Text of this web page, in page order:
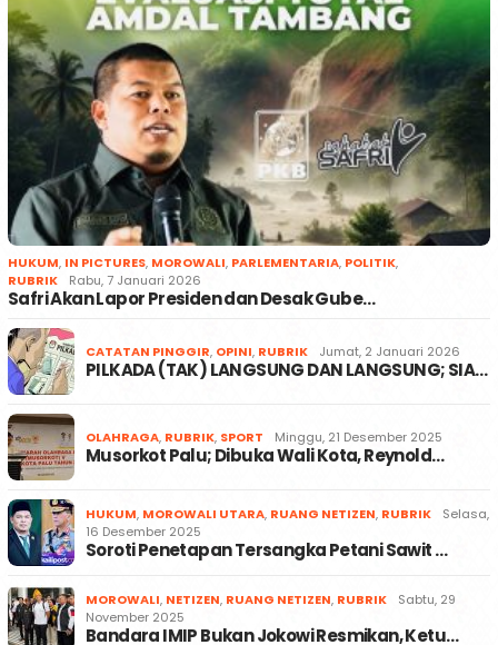
HUKUM, IN PICTURES, MOROWALI, PARLEMENTARIA, POLITIK,
RUBRIK
Rabu, 7 Januari 2026
Safri Akan Lapor Presiden dan Desak Gube…
CATATAN PINGGIR, OPINI, RUBRIK Jumat, 2 Januari 2026
PILKADA (TAK) LANGSUNG DAN LANGSUNG; SIA…
OLAHRAGA, RUBRIK, SPORT Minggu, 21 Desember 2025
Musorkot Palu; Dibuka Wali Kota, Reynold…
HUKUM, MOROWALI UTARA, RUANG NETIZEN, RUBRIK
Selasa,
16 Desember 2025
Soroti Penetapan Tersangka Petani Sawit …
MOROWALI, NETIZEN, RUANG NETIZEN, RUBRIK
Sabtu, 29
November 2025
Bandara IMIP Bukan Jokowi Resmikan, Ketu…